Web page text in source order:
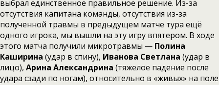
выбрал единственное правильное решение. Из-за
отсутствия капитана команды, отсутствия из-за
полученной травмы в предыдущем матче тура ещё
одного игрока, мы вышли на эту игру впятером. В ходе
этого матча получили микротравмы — Полина
Каширина (удар в спину), Иванова Светлана (удар в
лицо), Арина Александрина (тяжелое падение после
удара сзади по ногам), относительно в «живых» на поле